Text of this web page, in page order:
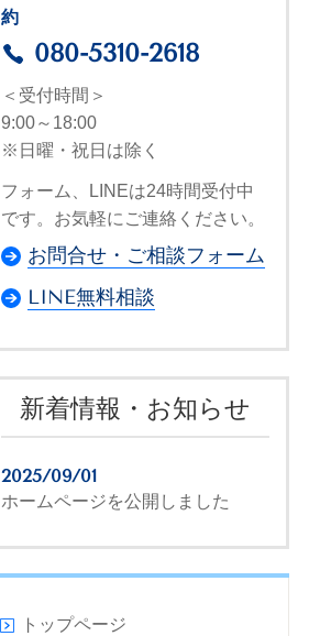
約
080-5310-2618
＜受付時間＞
9:00～18:00
※日曜・祝日は除く
フォーム、LINEは24時間受付中
です。お気軽にご連絡ください。
お問合せ・ご相談フォーム
LINE無料相談
新着情報・お知らせ
2025/09/01
ホームページを公開しました
トップページ